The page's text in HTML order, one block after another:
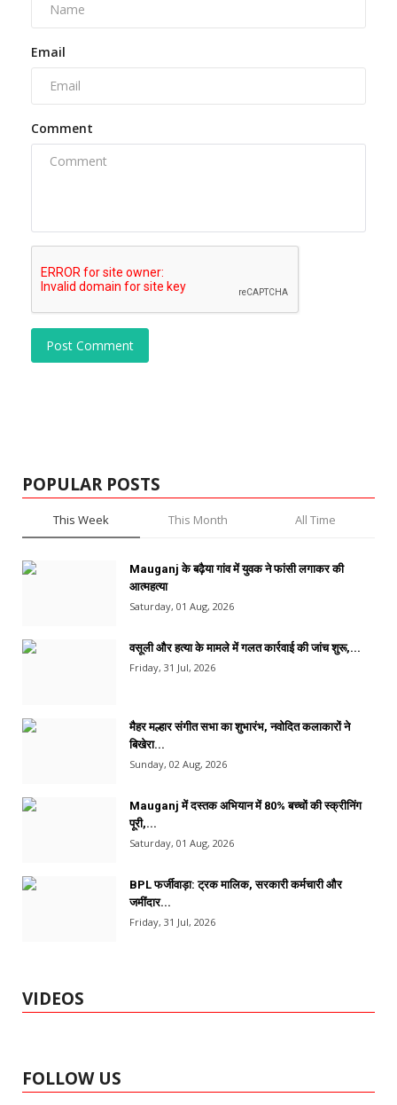
Email
Comment
Post Comment
POPULAR POSTS
This Week This Month All Time
Mauganj के बढ़ैया गांव में युवक ने फांसी लगाकर की
आत्महत्या
Saturday, 01 Aug, 2026
वसूली और हत्या के मामले में गलत कार्रवाई की जांच शुरू,...
Friday, 31 Jul, 2026
मैहर मल्हार संगीत सभा का शुभारंभ, नवोदित कलाकारों ने
बिखेरा...
Sunday, 02 Aug, 2026
Mauganj में दस्तक अभियान में 80% बच्चों की स्क्रीनिंग
पूरी,...
Saturday, 01 Aug, 2026
BPL फर्जीवाड़ा: ट्रक मालिक, सरकारी कर्मचारी और
जमींदार...
Friday, 31 Jul, 2026
VIDEOS
FOLLOW US